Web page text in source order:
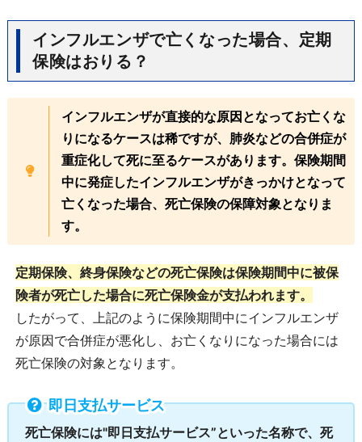
インフルエンザで亡くなった場合、定期
保険はおりる？
インフルエンザが直接的な原因となってお亡くな
りになるケースは稀ですが、肺炎などの合併症が
重症化して死に至るケースがあります。保険期間
中に発症したインフルエンザがきっかけとなって
亡くなった場合、死亡保険の保障対象となりま
す。
定期保険、終身保険などの死亡保険は保険期間中に被保
険者が死亡した場合に死亡保険金が支払われます。
したがって、上記のように保険期間中にインフルエンザ
が原因で合併症が悪化し、お亡くなりになった場合には
死亡保険の対象となります。
即日支払サービス
死亡保険には"即日支払サービス”といった名称で、死